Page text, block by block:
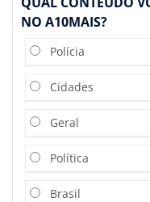
NO A10MAIS?
Polícia
Cidades
Geral
Política
Brasil